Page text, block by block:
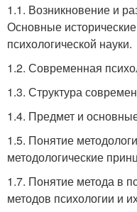
1.1. Возникновение и
Основные
психологической науки.
1.2. Современная
1.3. Структура
1.4. Предмет и
1.5. Понятие
методологические
1.7. Понятие метода в
методов психологии и